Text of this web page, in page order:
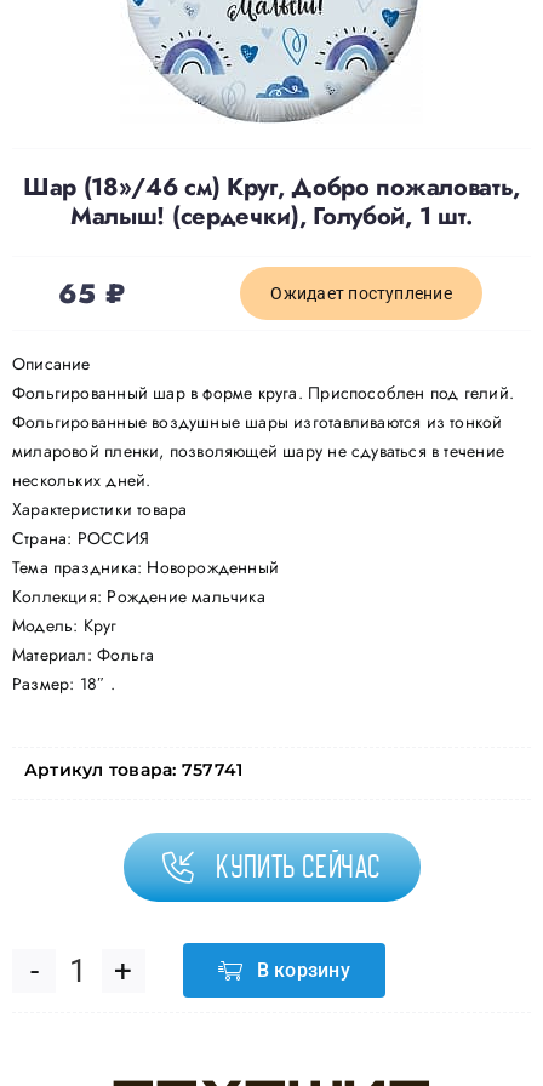
Доставка
Отзывы
Контакты
Политика конфиденциальности
Шар (18»/46 см) Круг, Добро пожаловать,
Малыш! (сердечки), Голубой, 1 шт.
65 ₽ Ожидает поступление
Описание
Фольгированный шар в форме круга. Приспособлен под гелий.
Фольгированные воздушные шары изготавливаются из тонкой
миларовой пленки, позволяющей шару не сдуваться в течение
нескольких дней.
Характеристики товара
Страна: РОССИЯ
Тема праздника: Новорожденный
Коллекция: Рождение мальчика
Модель: Круг
Материал: Фольга
Размер: 18″ .
Артикул товара: 757741
Купить сейчас
Количество
В корзину